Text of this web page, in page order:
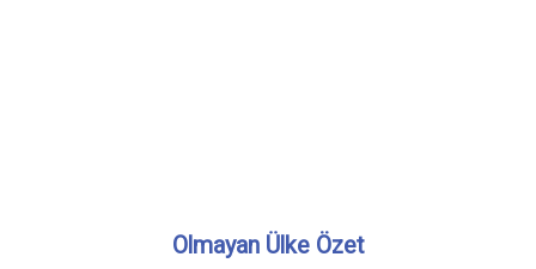
Olmayan Ülke Özet